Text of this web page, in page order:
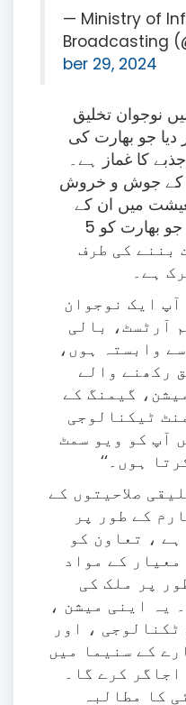
— Ministry of
Broadcasting
ber 29, 2024
نوجوان تخلیق
دیا جو بھارت کی
کا غماز ہے۔
کے جوش و خروش
میں ان کے
تعاون پر فخر کا اظہار کیا، جو بھارت کو 5
بننے کی طرف
ہے۔
ایک نوجوان
آرٹسٹ، بالی
وابستہ ہوں،
رکھنے والے
گیمنگ کے
ٹیکنالوجی
آپ کو ویو سمٹ
ہوں۔‘‘
صلاحیتوں کے
کے طور پر
، تعاون کو
کے مواد
پر ملک کی
یہ اینی میشن ،
، اور
کے سنیما میں
کرے گا۔
کا مطالبہ